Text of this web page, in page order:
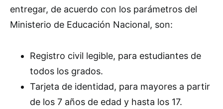
entregar, de acuerdo con los parámetros del
Ministerio de Educación Nacional, son:
Registro civil legible, para estudiantes de
todos los grados.
Tarjeta de identidad, para mayores a partir
de los 7 años de edad y hasta los 17.